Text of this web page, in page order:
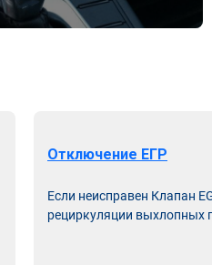
Отключение ЕГР
Если неисправен Клапан
рециркуляции выхлопных